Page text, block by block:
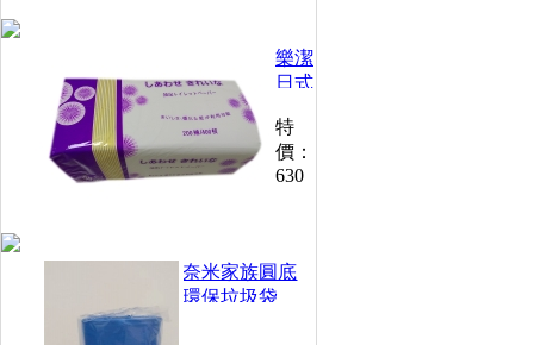
(30
包*5
樂潔
日式
衛生
紙
200
箱)
特
價：
630
奈米家族圓底
環保垃圾袋